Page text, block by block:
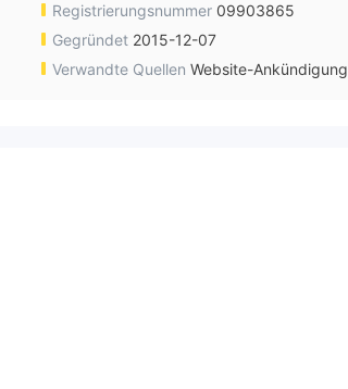
Registrierungsnummer 09903865
Gegründet 2015-12-07
Verwandte Quellen Website-Ankündigung